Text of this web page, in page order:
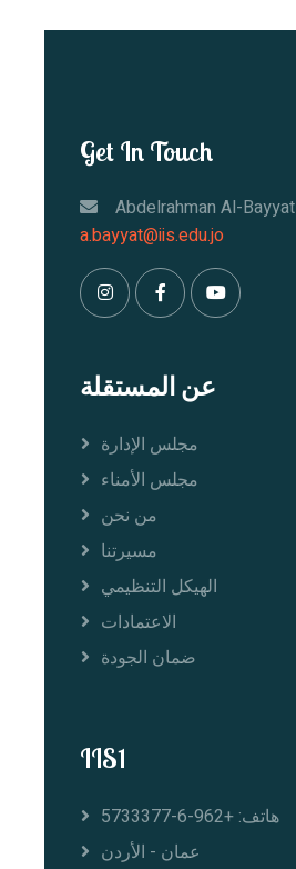
Get In Touch
Abdelrahman Al-Bayyat
a.bayyat@iis.edu.jo
عن المستقلة
مجلس الإدارة
مجلس الأمناء
من نحن
مسيرتنا
الهيكل التنظيمي
الاعتمادات
ضمان الجودة
IIS1
هاتف: +962-6-5733377
عمان - الأردن